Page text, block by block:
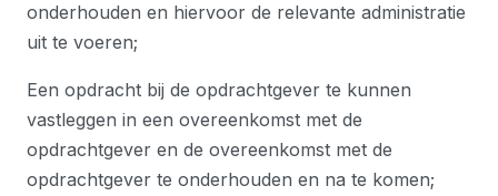
onderhouden en hiervoor de relevante administratie
uit te voeren;
Een opdracht bij de opdrachtgever te kunnen
vastleggen in een overeenkomst met de
opdrachtgever en de overeenkomst met de
opdrachtgever te onderhouden en na te komen;